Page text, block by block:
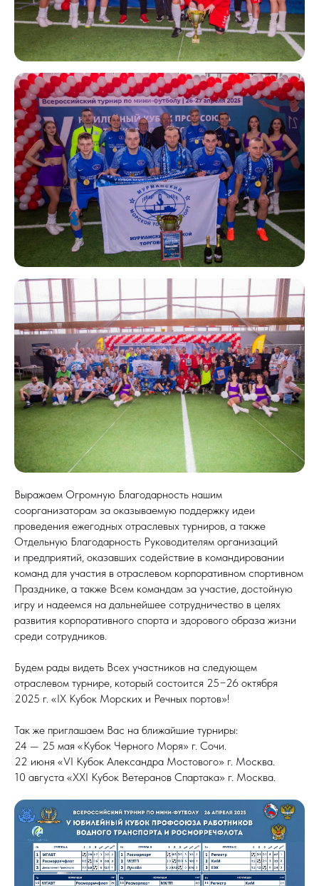
Выражаем Огромную Благодарность нашим
соорганизаторам за оказываемую поддержку идеи
проведения ежегодных отраслевых турниров, а также
Отдельную Благодарность Руководителям организаций
и предприятий, оказавших содействие в командировании
команд для участия в отраслевом корпоративном спортивном
Празднике, а также Всем командам за участие, достойную
игру и надеемся на дальнейшее сотрудничество в целях
развития корпоративного спорта и здорового образа жизни
среди сотрудников.
Будем рады видеть Всех участников на следующем
отраслевом турнире, который состоится 25−26 октября
2025 г. «IX Кубок Морских и Речных портов»!
Так же приглашаем Вас на ближайшие турниры:
24 — 25 мая «Кубок Черного Моря» г. Сочи.
22 июня «VI Кубок Александра Мостового» г. Москва.
10 августа «XXI Кубок Ветеранов Спартака» г. Москва.